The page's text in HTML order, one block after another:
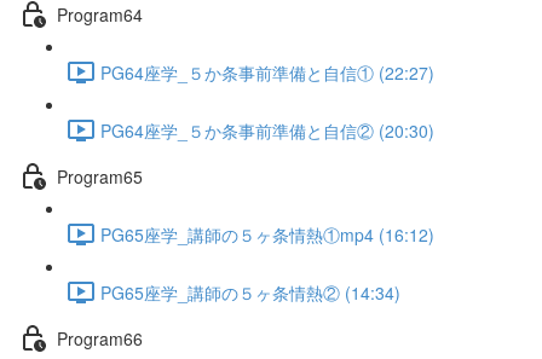
Program64
PG64座学_５か条事前準備と自信① (22:27)
PG64座学_５か条事前準備と自信② (20:30)
Program65
PG65座学_講師の５ヶ条情熱①mp4 (16:12)
PG65座学_講師の５ヶ条情熱② (14:34)
Program66